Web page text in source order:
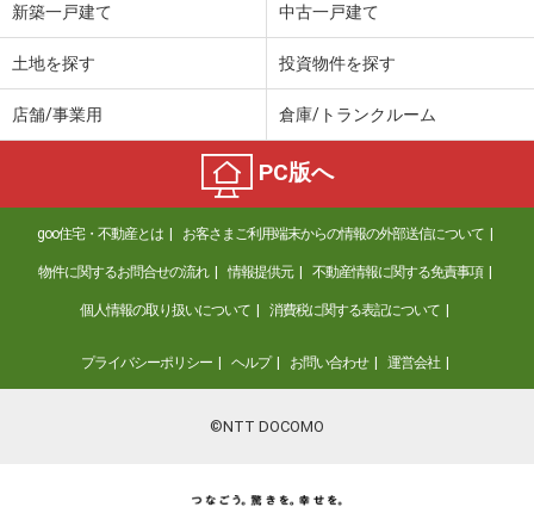
新築一戸建て 中古一戸建て
土地を探す 投資物件を探す
店舗/事業用 倉庫/トランクルーム
PC版へ
goo住宅・不動産とは お客さまご利用端末からの情報の外部送信について
物件に関するお問合せの流れ 情報提供元 不動産情報に関する免責事項
個人情報の取り扱いについて 消費税に関する表記について
プライバシーポリシー ヘルプ お問い合わせ 運営会社
©NTT DOCOMO